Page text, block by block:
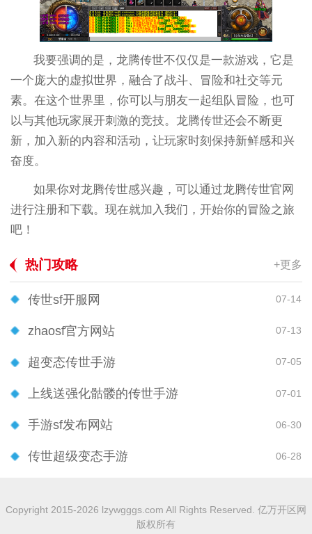
我要强调的是，龙腾传世不仅仅是一款游戏，它是
一个庞大的虚拟世界，融合了战斗、冒险和社交等元
素。在这个世界里，你可以与朋友一起组队冒险，也可
以与其他玩家展开刺激的竞技。龙腾传世还会不断更
新，加入新的内容和活动，让玩家时刻保持新鲜感和兴
奋度。
如果你对龙腾传世感兴趣，可以通过龙腾传世官网
进行注册和下载。现在就加入我们，开始你的冒险之旅
吧！
热门攻略 +更多
传世sf开服网 07-14
zhaosf官方网站 07-13
超变态传世手游 07-05
上线送强化骷髅的传世手游 07-01
手游sf发布网站 06-30
传世超级变态手游 06-28
Copyright 2015-2026 lzywgggs.com All Rights Reserved. 亿万开区网
版权所有